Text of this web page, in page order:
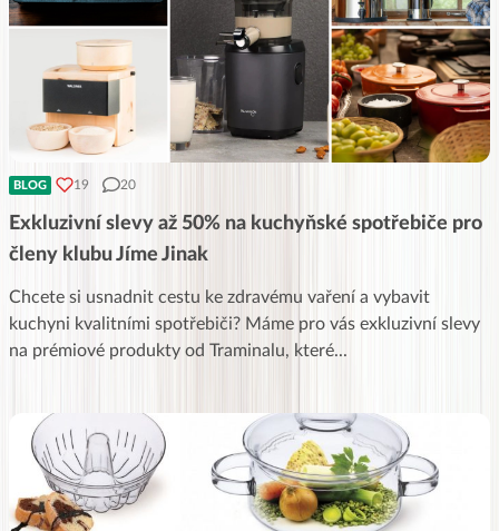
BLOG 19 20
Exkluzivní slevy až 50% na kuchyňské spotřebiče pro
členy klubu Jíme Jinak
Chcete si usnadnit cestu ke zdravému vaření a vybavit
kuchyni kvalitními spotřebiči? Máme pro vás exkluzivní slevy
na prémiové produkty od Traminalu, které...